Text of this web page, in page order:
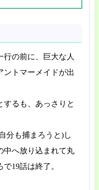
行の前に、巨大な人
ントマーメイドが出
するも、あっさりと
分も捕まろうと)し
中へ放り込まれて丸
19話は終了。